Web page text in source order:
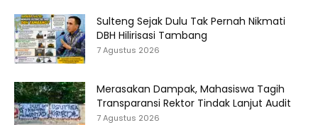
Sulteng Sejak Dulu Tak Pernah Nikmati
DBH Hilirisasi Tambang
7 Agustus 2026
Merasakan Dampak, Mahasiswa Tagih
Transparansi Rektor Tindak Lanjut Audit
7 Agustus 2026